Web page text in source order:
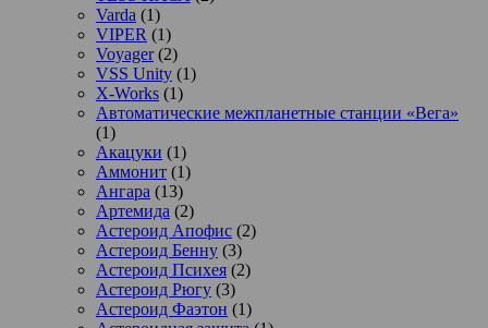
Varda (1)
VIPER (1)
Voyager(2)
VSS Unity (1)
X-Works (1)
Автоматические межпланетные станции «Вега»
(1)
Акацуки (1)
Аммонит (1)
Ангара (13)
Артемида (2)
Астероид Апофис (2)
Астероид Бенну (3)
Астероид Психея (2)
Астероид Рюгу (3)
Астероид Фаэтон (1)